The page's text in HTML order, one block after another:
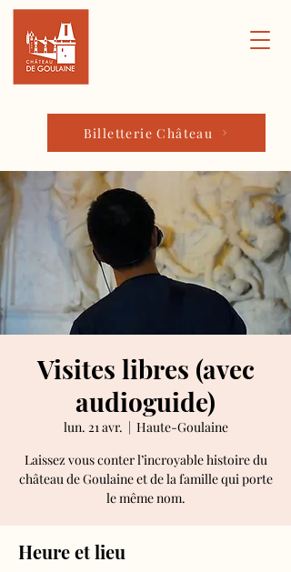
Billetterie Château
Visites libres (avec
audioguide)
lun. 21 avr.
  |
Haute-Goulaine
Laissez vous conter l’incroyable histoire du
château de Goulaine et de la famille qui porte
le même nom.
Heure et lieu